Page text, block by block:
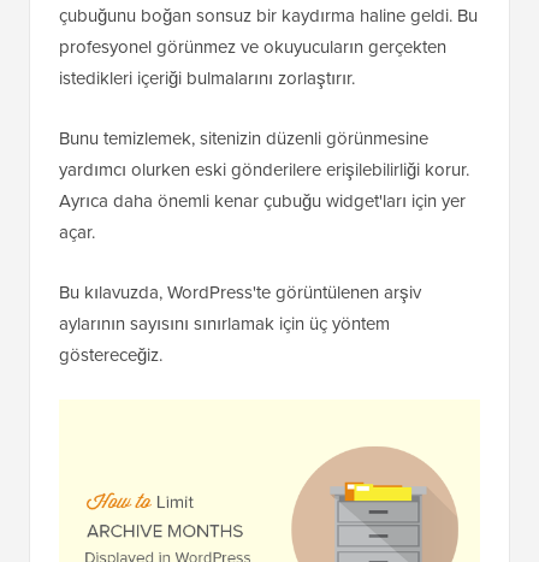
çubuğunu boğan sonsuz bir kaydırma haline geldi. Bu
profesyonel görünmez ve okuyucuların gerçekten
istedikleri içeriği bulmalarını zorlaştırır.
Bunu temizlemek, sitenizin düzenli görünmesine
yardımcı olurken eski gönderilere erişilebilirliği korur.
Ayrıca daha önemli kenar çubuğu widget'ları için yer
açar.
Bu kılavuzda, WordPress'te görüntülenen arşiv
aylarının sayısını sınırlamak için üç yöntem
göstereceğiz.